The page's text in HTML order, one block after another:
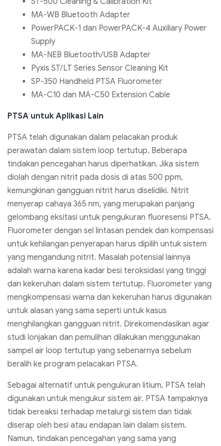
MA-WB Bluetooth Adapter
PowerPACK-1 dan PowerPACK-4 Auxiliary Power
Supply
MA-NEB Bluetooth/USB Adapter
Pyxis ST/LT Series Sensor Cleaning Kit
SP-350 Handheld PTSA Fluorometer
MA-C10 dan MA-C50 Extension Cable
PTSA untuk Aplikasi Lain
PTSA telah digunakan dalam pelacakan produk
perawatan dalam sistem loop tertutup. Beberapa
tindakan pencegahan harus diperhatikan. Jika sistem
diolah dengan nitrit pada dosis di atas 500 ppm,
kemungkinan gangguan nitrit harus diselidiki. Nitrit
menyerap cahaya 365 nm, yang merupakan panjang
gelombang eksitasi untuk pengukuran fluoresensi PTSA.
Fluorometer dengan sel lintasan pendek dan kompensasi
untuk kehilangan penyerapan harus dipilih untuk sistem
yang mengandung nitrit. Masalah potensial lainnya
adalah warna karena kadar besi teroksidasi yang tinggi
dan kekeruhan dalam sistem tertutup. Fluorometer yang
mengkompensasi warna dan kekeruhan harus digunakan
untuk alasan yang sama seperti untuk kasus
menghilangkan gangguan nitrit. Direkomendasikan agar
studi lonjakan dan pemulihan dilakukan menggunakan
sampel air loop tertutup yang sebenarnya sebelum
beralih ke program pelacakan PTSA.
Sebagai alternatif untuk pengukuran litium, PTSA telah
digunakan untuk mengukur sistem air. PTSA tampaknya
tidak bereaksi terhadap metalurgi sistem dan tidak
diserap oleh besi atau endapan lain dalam sistem.
Namun, tindakan pencegahan yang sama yang